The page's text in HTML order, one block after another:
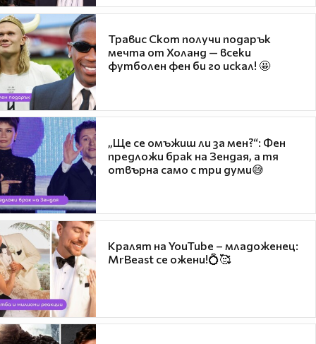
Травис Скот получи подарък
мечта от Холанд — всеки
футболен фен би го искал! 🤩
„Ще се омъжиш ли за мен?“: Фен
предложи брак на Зендая, а тя
отвърна само с три думи😅
Кралят на YouTube – младоженец:
MrBeast се ожени!💍🥰